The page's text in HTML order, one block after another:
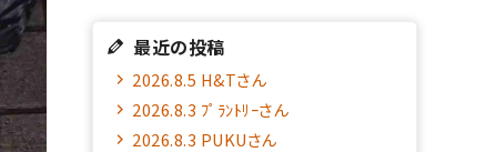
最近の投稿
2026.8.5 H&Tさん
2026.8.3 ﾌﾟﾗﾝﾄﾘｰさん
2026.8.3 PUKUさん